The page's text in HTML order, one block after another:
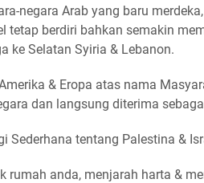
negara Arab yang baru
tetap berdiri bahkan semakin
ke Selatan Syiria & Lebanon.
& Eropa atas nama
dan langsung diterima
Sederhana tentang Palestina &
rumah anda, menjarah harta &